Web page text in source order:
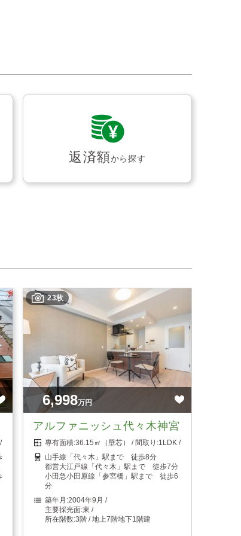
返済額から探す
23枚
6,998万円
アルファニッシュ代々木神宮
36.15㎡（壁芯）
1LDK
山手線「代々木」駅まで 徒歩8分
都営大江戸線「代々木」駅まで 徒歩7分
小田急小田原線「参宮橋」駅まで 徒歩6
分
2004年9月
東
3階 / 地上7階地下1階建